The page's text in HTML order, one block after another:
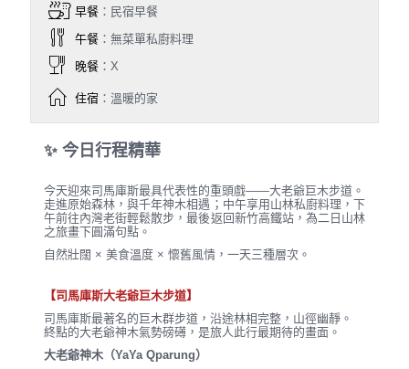
早餐：民宿早餐
午餐：無菜單私廚料理
晚餐：X
住宿：溫暖的家
✨ 今日行程精華
今天迎來司馬庫斯最具代表性的重頭戲——大老爺巨木步道。
走進原始森林，與千年神木相遇；中午享用山林私廚料理，下
午前往內灣老街輕鬆散步，最後返回新竹高鐵站，為二日山林
之旅畫下圓滿句點。
自然壯闊 × 美食溫度 × 懷舊風情，一天三種層次。
【司馬庫斯大老爺巨木步道】
司馬庫斯最著名的巨木群步道，沿途林相完整，山徑幽靜。
終點的大老爺神木氣勢磅礡，是旅人此行最期待的畫面。
大老爺神木（YaYa Qparung）